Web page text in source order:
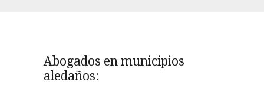
Abogados en municipios
aledaños: